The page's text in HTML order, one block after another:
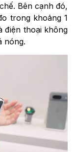
Bên cạnh đó,
trong khoảng 1
điện thoại không
nóng.